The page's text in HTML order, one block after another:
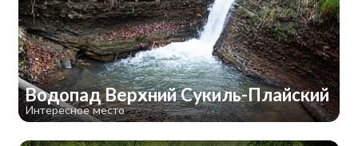
Водопад Верхний Сукиль-Плайский
Интересное место